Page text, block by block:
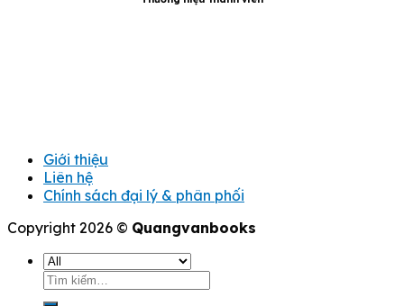
Giới thiệu
Liên hệ
Chính sách đại lý & phân phối
Copyright 2026 © Quangvanbooks
Tìm
kiếm: